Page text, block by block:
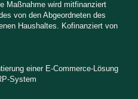
Maßnahme wird mitfinanziert
von den Abgeordneten des
Haushaltes. Kofinanziert von
einer E-Commerce-Lösung
System